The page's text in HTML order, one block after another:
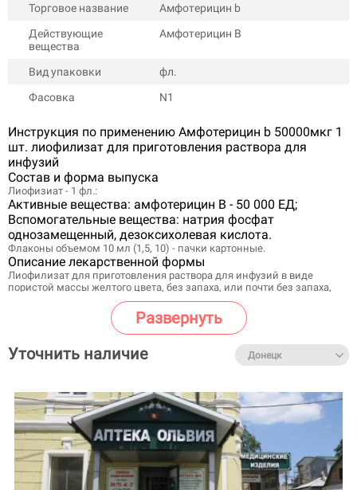
Торговое название
Амфотерицин b
Действующие
вещества
Амфотерицин B
Вид упаковки
фл.
Фасовка
N1
Инструкция по применению Амфотерицин b 50000мкг 1
шт. лиофилизат для приготовления раствора для
инфузий
Состав и форма выпуска
Лиофизиат - 1 фл.:
Активные вещества: амфотерицин В - 50 000 ЕД;
Вспомогательные вещества: натрия фосфат
однозамещенный, дезоксихолевая кислота.
Флаконы объемом 10 мл (1,5, 10) - пачки картонные.
Описание лекарственной формы
Лиофилизат для приготовления раствора для инфузий в виде
пористой массы желтого цвета, без запаха, или почти без запаха,
Фармакологическое действие
Противогрибковый антибиотик.
После однократного внутривенного введения в крови создается
эффективная концентрация (дозозависимая), сохраняющаяся в
белками плазмы - более 90%.
Распределяется в легких, печени, селезенке, почках,
надпочечниках, мышцах и других тканях. Концентрации в
плевральном выпоте, перитонеалькой, синовиальной жидкостях,
водянистой влаге достигают примерно 2/3 от концентрации в
плазме; в спинномозговой жидкости обычно не определяется.
Кажущийся объем распределения у взрослых - 4 л/кг, у детей - 0.4-8.3
л/кг, у новорожденных - 1.5-9.4 л/кг.
Развернуть
Уточнить наличие